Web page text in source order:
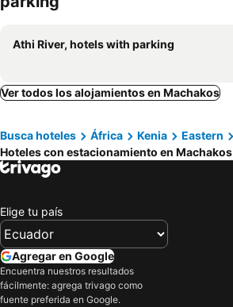
Athi River, hotels with parking
Ver todos los alojamientos en Machakos
Busca hoteles África Kenia Eastern
Hoteles con estacionamiento en Machakos
Elige tu país
Agregar en Google
Encuentra nuestros resultados
fácilmente: agrega trivago como
fuente preferida en Google.